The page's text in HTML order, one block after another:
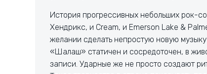
История прогрессивных небольших рок-
Хендрикс, и Cream, и Emerson Lake &
желании сделать непростую новую
«Шалаш» статичен и сосредоточен, в
записи. Ударные же не просто создают